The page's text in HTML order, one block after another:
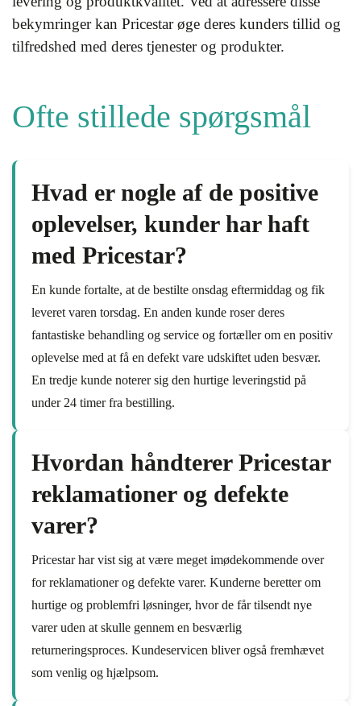
bekymringer kan Pricestar øge deres kunders tillid og
tilfredshed med deres tjenester og produkter.
Ofte stillede spørgsmål
Hvad er nogle af de positive
oplevelser, kunder har haft
med Pricestar?
En kunde fortalte, at de bestilte onsdag eftermiddag og fik
leveret varen torsdag. En anden kunde roser deres
fantastiske behandling og service og fortæller om en positiv
oplevelse med at få en defekt vare udskiftet uden besvær.
En tredje kunde noterer sig den hurtige leveringstid på
under 24 timer fra bestilling.
Hvordan håndterer Pricestar
reklamationer og defekte
varer?
Pricestar har vist sig at være meget imødekommende over
for reklamationer og defekte varer. Kunderne beretter om
hurtige og problemfri løsninger, hvor de får tilsendt nye
varer uden at skulle gennem en besværlig
returneringsproces. Kundeservicen bliver også fremhævet
som venlig og hjælpsom.